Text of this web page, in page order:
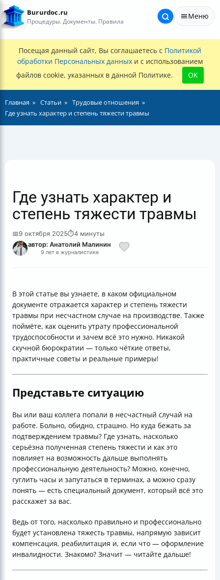
Bururdoc.ru
Процедуры. Документы. Правила
Меню
Посещая данный сайт, Вы соглашаетесь с Политикой
обработки Персональных данных и с использованием
файлов cookie, указанных в данной Политике.
OK
Главная Статьи
Трудовые отношения
Где узнать характер и степень тяжести травмы
Где узнать характер и
степень тяжести травмы
📅9 октября 2025⏱4 минуты
автор: Анатолий Малинин
9 лет в журналистике
В этой статье вы узнаете, в каком официальном
документе отражается характер и степень тяжести
травмы при несчастном случае на производстве. Также
поймёте, как оценить утрату профессиональной
трудоспособности и зачем всё это нужно. Никакой
скучной бюрократии — только чёткие ответы,
практичные советы и реальные примеры!
Представьте ситуацию
Вы или ваш коллега попали в несчастный случай на
работе. Больно, обидно, страшно. Но куда бежать за
подтверждением травмы? Где узнать, насколько
серьёзна полученная степень тяжести и как это
повлияет на возможность дальше выполнять
профессиональную деятельность? Можно, конечно,
гуглить часы и запутаться в терминах, а можно сразу
понять — есть специальный документ, который всё это
расскажет за вас.
Ведь от того, насколько правильно и профессионально
будет установлена тяжесть травмы, напрямую зависит
компенсация, реабилитация и, если что — оформление
инвалидности. Знакомо? Значит — читайте дальше!